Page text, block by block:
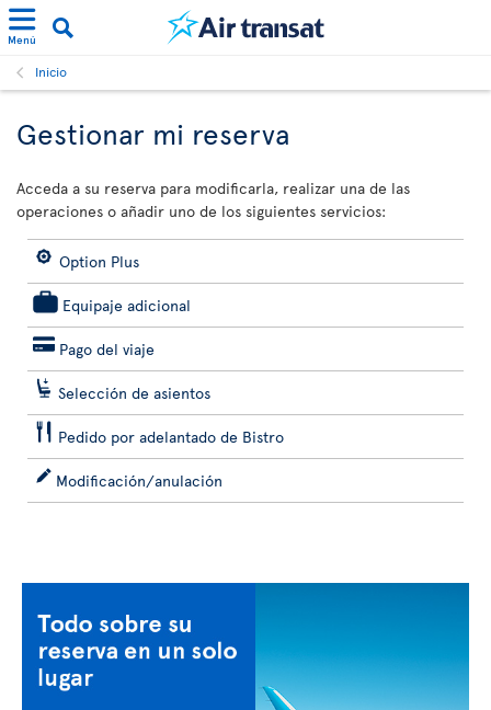
Menú
Inicio
Gestionar mi reserva
Acceda a su reserva para modificarla, realizar una de las
operaciones o añadir uno de los siguientes servicios:
Option Plus
Equipaje adicional
Pago del viaje
Selección de asientos
Pedido por adelantado de Bistro
Modificación/anulación